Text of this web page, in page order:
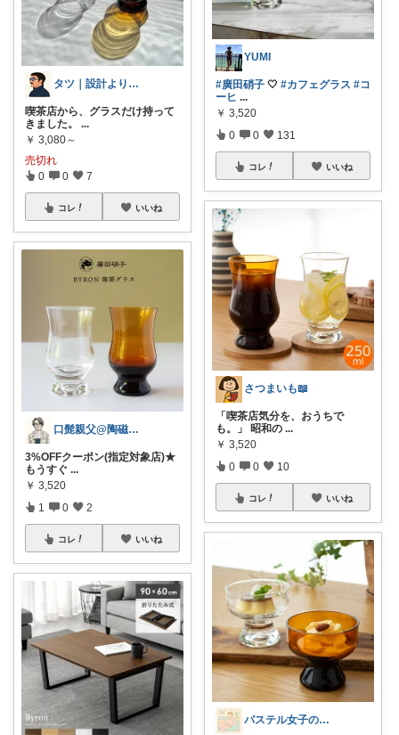
タツ｜設計より先にポチる建築士
喫茶店から、グラスだけ持って
きました。 ...
￥ 3,080～
売切れ
0 0 7
コレ いいね
口髭親父@陶磁器やインテリア雑貨好き
3%OFFクーポン(指定対象店)★
もうすぐ ...
￥ 3,520
1 0 2
コレ いいね
YUMI
#廣田硝子 🤍 #カフェグラス #コ
ーヒ ...
￥ 3,520
0 0 131
コレ いいね
さつまいも📖
「喫茶店気分を、おうちで
も。」 昭和の ...
￥ 3,520
0 0 10
コレ いいね
パステル女子の丁寧な暮らし🌸